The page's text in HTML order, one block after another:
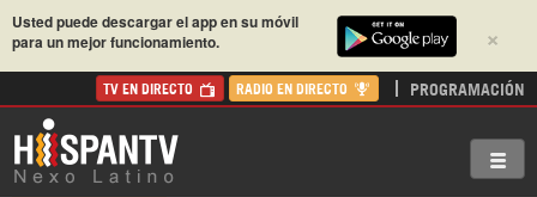
×
Usted puede descargar el app en su móvil
para un mejor funcionamiento.
TV EN DIRECTO RADIO EN DIRECTO PROGRAMACIÓN